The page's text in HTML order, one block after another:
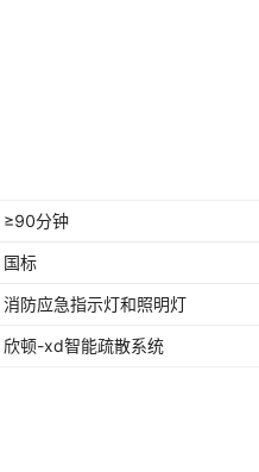
≥90分钟
国标
消防应急指示灯和照明灯
欣顿-xd智能疏散系统